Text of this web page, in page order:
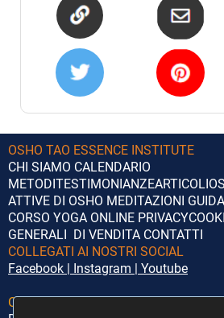
OSHO TAO ESSENCE INSTITUTE
CHI SIAMO CALENDARIO
METODITESTIMONIANZEARTICOLI
ATTIVE DI OSHO MEDITAZIONI
CORSO YOGA ONLINE PRIVACY
GENERALI DI VENDITA CONTATTI
COLLEGATI AI NOSTRI SOCIAL
Facebook | Instagram | Youtube
Orari di segreteria:Lunedì – Giovedì